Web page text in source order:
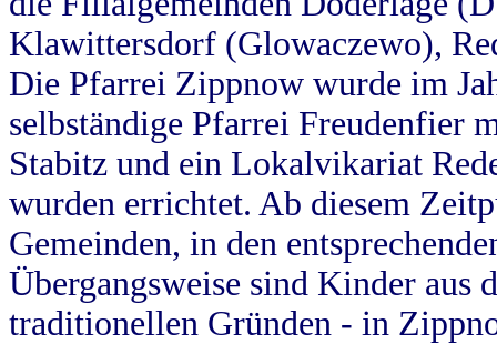
Klawittersdorf (Glowaczewo),
Die Pfarrei Zippnow wurde im
selbständige Pfarrei Freudenfier
Stabitz und ein Lokalvikariat
wurden errichtet. Ab diesem
Gemeinden, in den
Übergangsweise sind Kinder aus
traditionellen Gründen - in